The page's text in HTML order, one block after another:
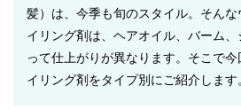
髪）は、今季も旬のスタイル。そん
イリング剤は、ヘアオイル、バーム、
って仕上がりが異なります。そこで
イリング剤をタイプ別にご紹介します